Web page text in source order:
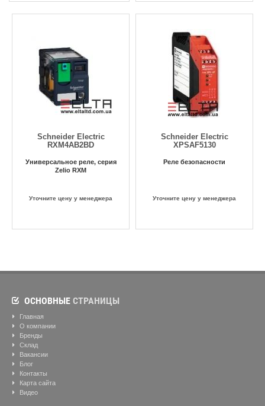
Schneider Electric
RXM4AB2BD
Универсальное реле, серия
Zelio RXM
Уточните цену у менеджера
Schneider Electric
XPSAF5130
Реле безопасности
Уточните цену у менеджера
ОСНОВНЫЕ СТРАНИЦЫ
Главная
О компании
Бренды
Склад
Вакансии
Блог
Контакты
Карта сайта
Видео